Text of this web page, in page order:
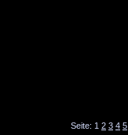
Seite: 1 2 3 4 5